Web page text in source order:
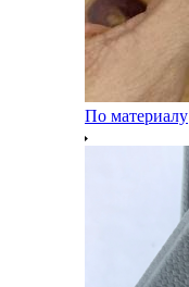
По материалу